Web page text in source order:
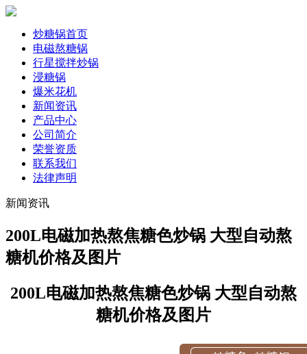
炒糖锅首页
电磁熬糖锅
行星搅拌炒锅
浸糖锅
爆米花机
新闻资讯
产品中心
公司简介
荣誉资质
联系我们
法律声明
新闻资讯
200L电磁加热熬焦糖色炒锅 大型自动熬
糖机价格及图片
200L电磁加热熬焦糖色炒锅 大型自动熬
糖机价格及图片